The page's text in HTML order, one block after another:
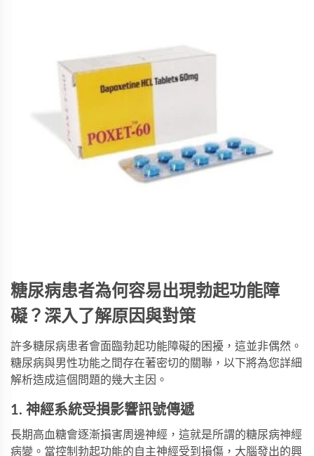
糖尿病患者為何容易出現勃起功能障
礙？深入了解原因與對策
許多糖尿病患者會面臨勃起功能障礙的困擾，這並非偶然。
糖尿病與男性功能之間存在著密切的關聯，以下將為您詳細
解析造成這個問題的幾大主因。
1. 神經系統受損影響訊號傳遞
長期高血糖會逐漸損害周邊神經，這就是所謂的糖尿病神經
病變。當控制勃起功能的自主神經受到損傷，大腦發出的興